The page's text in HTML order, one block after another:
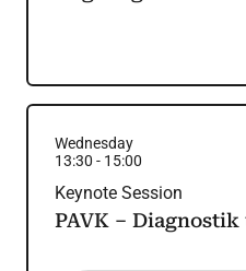
Wednesday
13:30 - 15:00
Keynote Session
PAVK –